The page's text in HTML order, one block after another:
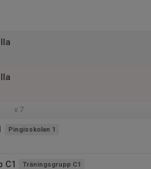
v.7
Pingisskolan 1
C1 Träningsgrupp C1